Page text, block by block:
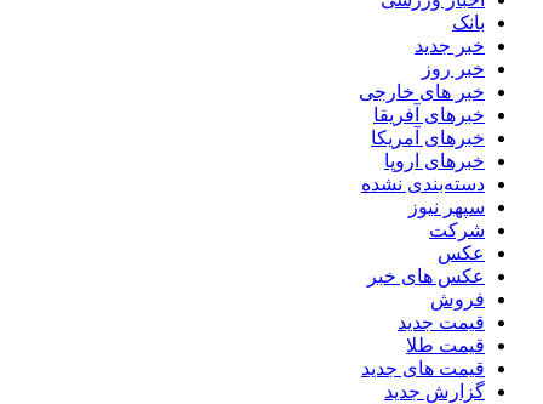
بانک
خبر جدید
خبر روز
خبر های خارجی
خبرهای آفریقا
خبرهای آمریکا
خبرهای اروپا
دسته‌بندی نشده
سپهر نیوز
شرکت
عکس
عکس های خبر
فروش
قیمت جدید
قیمت طلا
قیمت های جدید
گزارش جدید